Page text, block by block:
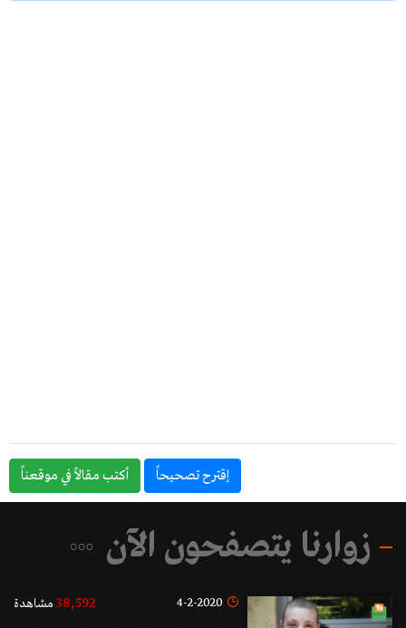
إقترح تصحيحاً أكتب مقالاً في موقعناً
زوارنا يتصفحون الآن
4-2-2020
38,592 مشاهدة